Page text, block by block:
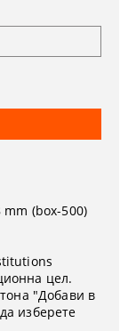
(box-500)
цел.
"Добави в
изберете